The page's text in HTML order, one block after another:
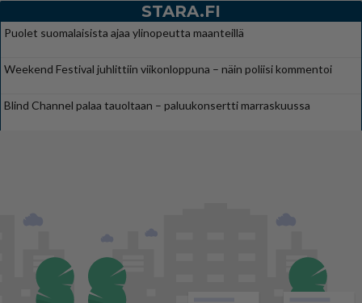
STARA.FI
Puolet suomalaisista ajaa ylinopeutta maanteillä
Weekend Festival juhlittiin viikonloppuna – näin poliisi kommentoi
Blind Channel palaa tauoltaan – paluukonsertti marraskuussa